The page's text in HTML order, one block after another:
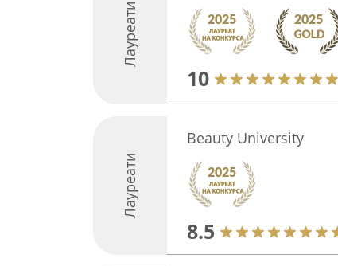
Лауреати
10
Лауреати
Beauty University
8.5